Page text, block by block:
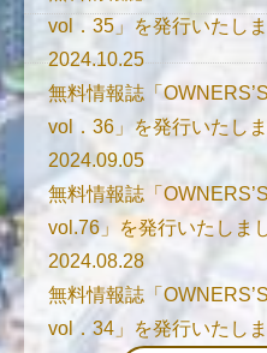
vol．35」を発行いたしま
2024.10.25
無料情報誌「
vol．36」を発行いたしま
2024.09.05
無料情報誌「
vol.76」を発行いたしま
2024.08.28
無料情報誌「
vol．34」を発行いたしま